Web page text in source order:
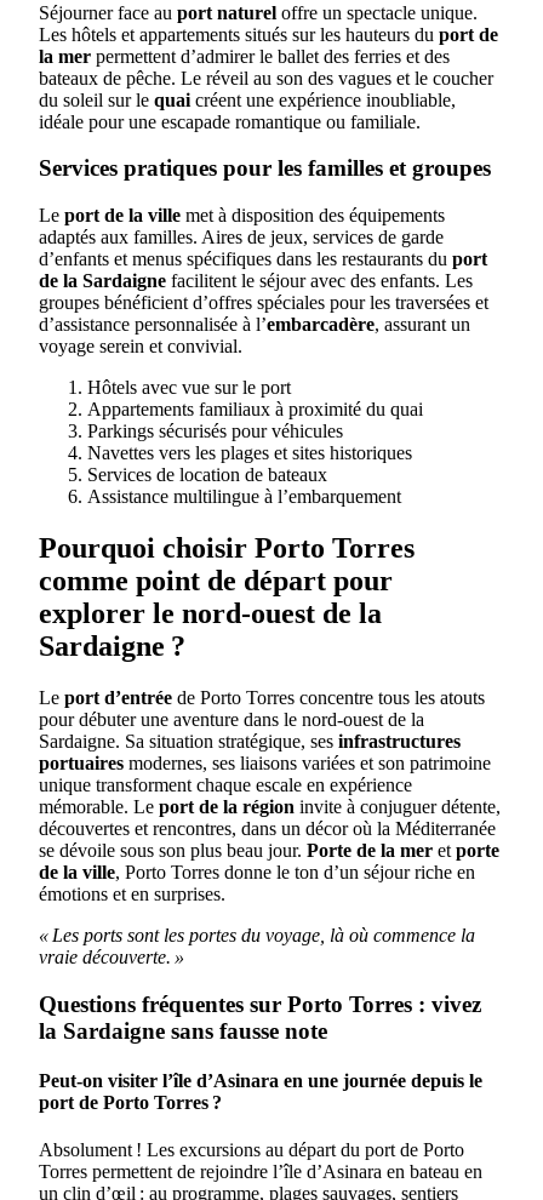
Séjourner face au port naturel offre un spectacle unique.
Les hôtels et appartements situés sur les hauteurs du port de
la mer permettent d’admirer le ballet des ferries et des
bateaux de pêche. Le réveil au son des vagues et le coucher
du soleil sur le quai créent une expérience inoubliable,
idéale pour une escapade romantique ou familiale.
Services pratiques pour les familles et groupes
Le port de la ville met à disposition des équipements
adaptés aux familles. Aires de jeux, services de garde
d’enfants et menus spécifiques dans les restaurants du port
de la Sardaigne facilitent le séjour avec des enfants. Les
groupes bénéficient d’offres spéciales pour les traversées et
d’assistance personnalisée à l’embarcadère, assurant un
voyage serein et convivial.
Hôtels avec vue sur le port
Appartements familiaux à proximité du quai
Parkings sécurisés pour véhicules
Navettes vers les plages et sites historiques
Services de location de bateaux
Assistance multilingue à l’embarquement
Pourquoi choisir Porto Torres
comme point de départ pour
explorer le nord-ouest de la
Sardaigne ?
Le port d’entrée de Porto Torres concentre tous les atouts
pour débuter une aventure dans le nord-ouest de la
Sardaigne. Sa situation stratégique, ses infrastructures
portuaires modernes, ses liaisons variées et son patrimoine
unique transforment chaque escale en expérience
mémorable. Le port de la région invite à conjuguer détente,
découvertes et rencontres, dans un décor où la Méditerranée
se dévoile sous son plus beau jour. Porte de la mer et porte
de la ville, Porto Torres donne le ton d’un séjour riche en
émotions et en surprises.
« Les ports sont les portes du voyage, là où commence la
vraie découverte. »
Questions fréquentes sur Porto Torres : vivez
la Sardaigne sans fausse note
Peut-on visiter l’île d’Asinara en une journée depuis le
port de Porto Torres ?
Absolument ! Les excursions au départ du port de Porto
Torres permettent de rejoindre l’île d’Asinara en bateau en
un clin d’œil : au programme, plages sauvages, sentiers